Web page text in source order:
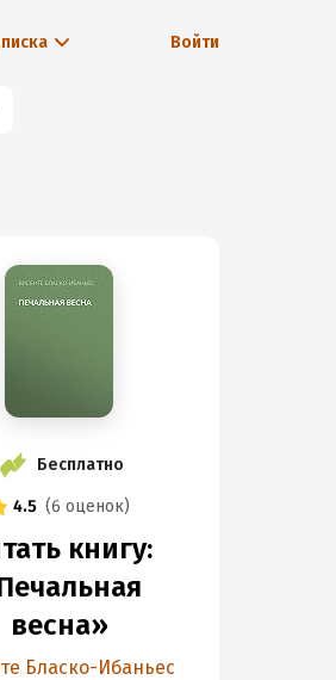
Войти
Бесплатно
4.5 (6 оценок)
книгу:
весна»
Бласко-Ибаньес